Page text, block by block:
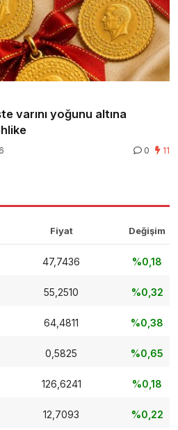
varını yoğunu altına
0 11
Fiyat Değişim
47,7436 %0,18
55,2510 %0,32
64,4811 %0,38
0,5825 %0,65
126,6241 %0,18
12,7093 %0,22